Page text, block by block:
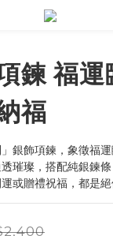
鍊 福
福
銀飾項鍊，象徵福運
璀璨，搭配純銀鍊
或贈禮祝福，都是絕